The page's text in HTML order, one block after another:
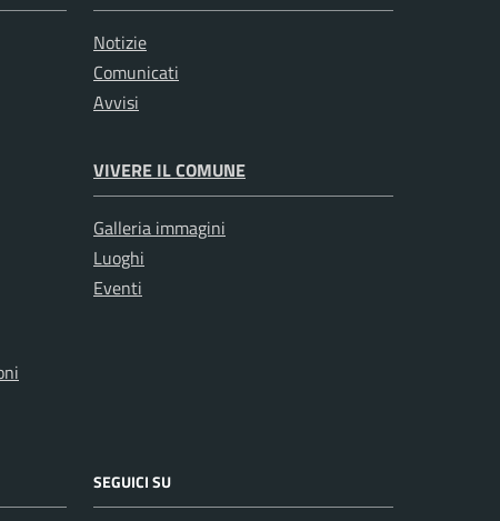
Notizie
Comunicati
Avvisi
VIVERE IL COMUNE
Galleria immagini
Luoghi
Eventi
SEGUICI SU